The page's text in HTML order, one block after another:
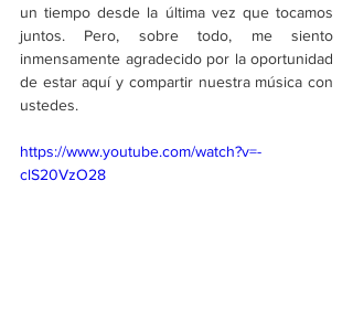
un tiempo desde la última vez que tocamos
juntos. Pero, sobre todo, me siento
inmensamente agradecido por la oportunidad
de estar aquí y compartir nuestra música con
ustedes.
https://www.youtube.com/watch?v=-
clS20VzO28